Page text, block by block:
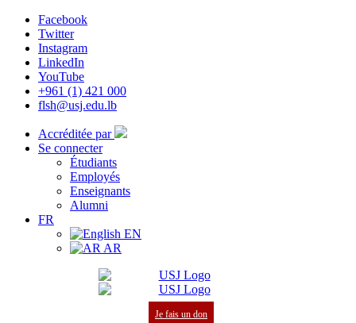
Facebook
Twitter
Instagram
LinkedIn
YouTube
+961 (1) 421 000
flsh@usj.edu.lb
Accréditée par
Se connecter
Étudiants
Employés
Enseignants
Alumni
FR
EN
AR
Je fais un don